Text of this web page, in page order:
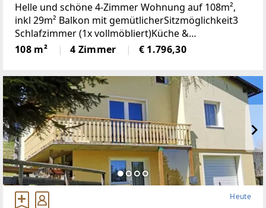
Helle und schöne 4-Zimmer Wohnung auf 108m²,
inkl 29m² Balkon mit gemütlicherSitzmöglichkeit3
Schlafzimmer (1x vollmöbliert)Küche &
Wohnbereich (Küche mit Steinplatte und
hochwertigen Geräten)Badezimmer (neu)WC (neu)2
108 m² 4 Zimmer € 1.796,30
Heute